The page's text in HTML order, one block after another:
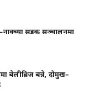
सडक सञ्चालनमा
बेलीब्रिज बन्ने, दोमुख–